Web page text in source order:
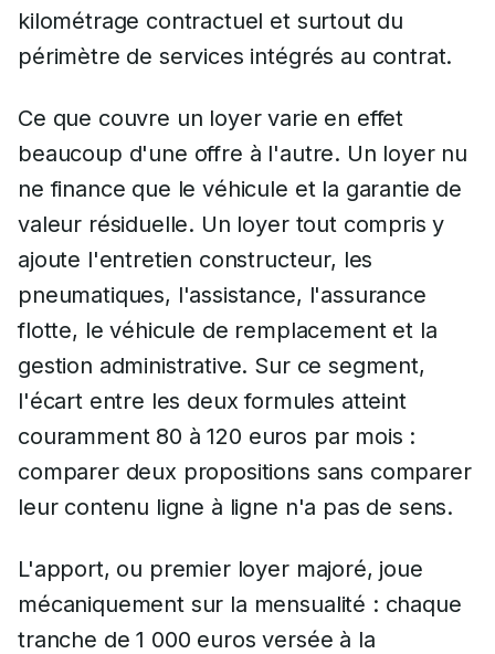
kilométrage contractuel et surtout du
périmètre de services intégrés au contrat.
Ce que couvre un loyer varie en effet
beaucoup d'une offre à l'autre. Un loyer nu
ne finance que le véhicule et la garantie de
valeur résiduelle. Un loyer tout compris y
ajoute l'entretien constructeur, les
pneumatiques, l'assistance, l'assurance
flotte, le véhicule de remplacement et la
gestion administrative. Sur ce segment,
l'écart entre les deux formules atteint
couramment 80 à 120 euros par mois :
comparer deux propositions sans comparer
leur contenu ligne à ligne n'a pas de sens.
L'apport, ou premier loyer majoré, joue
mécaniquement sur la mensualité : chaque
tranche de 1 000 euros versée à la